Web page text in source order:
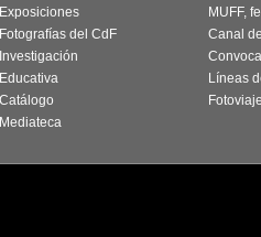
Exposiciones
Fotografías del CdF
Investigación
Educativa
Catálogo
Mediateca
MUFF,
Canal
Líneas